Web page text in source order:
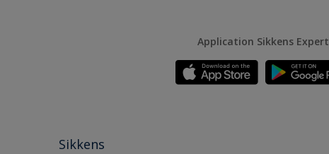
Application Sikkens Expert
Sikkens